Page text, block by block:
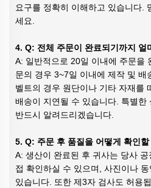
요구를 정확히 이해하고 있습니다.
세요.
4. Q: 전체 주문이 완료되기까지 얼
A: 일반적으로 20일 이내에 주문을
문의 경우 3~7일 이내에 제작 및 배
벨트의 경우 원단이나 기타 자재를
배송이 지연될 수 있습니다. 특별한
반드시 알려드리겠습니다.
5. Q: 주문 후 품질을 어떻게 확인
A: 생산이 완료된 후 귀사는 당사
접 확인하실 수 있으며, 사진이나
있습니다. 또한 제3자 검사도 허용